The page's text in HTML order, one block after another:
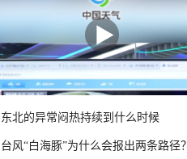
东北的异常闷热持续到什么时候
台风“白海豚”为什么会报出两条路径？